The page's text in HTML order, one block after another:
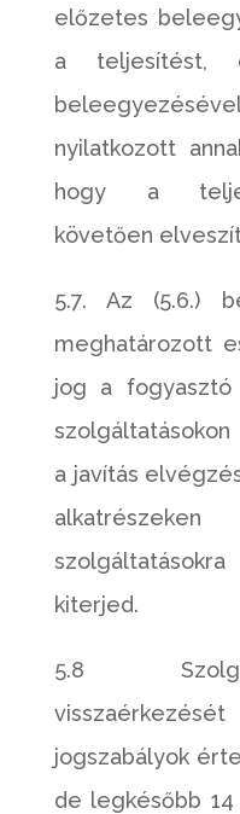
előzetes
a
nyilatkozott
hogy a
követően
5.7. Az (5.6.)
meghatározott
jog a
a javítás
kiterjed.
5.8
jogszabályok
de legkésőbb